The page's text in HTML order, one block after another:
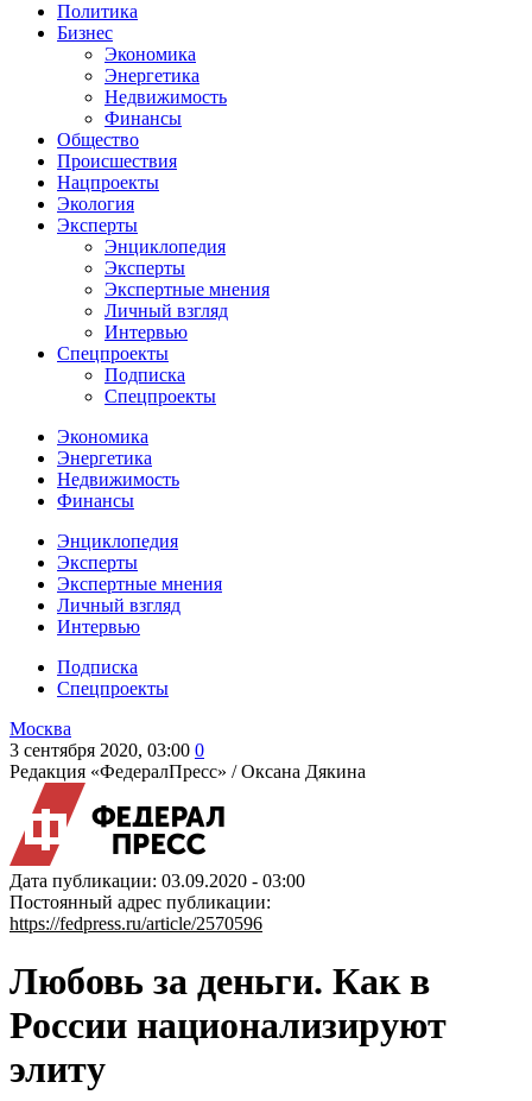
Политика
Бизнес
Экономика
Энергетика
Недвижимость
Финансы
Общество
Происшествия
Нацпроекты
Экология
Эксперты
Энциклопедия
Эксперты
Экспертные мнения
Личный взгляд
Интервью
Спецпроекты
Подписка
Спецпроекты
Экономика
Энергетика
Недвижимость
Финансы
Энциклопедия
Эксперты
Экспертные мнения
Личный взгляд
Интервью
Подписка
Спецпроекты
Москва
3 сентября 2020, 03:00 0
Редакция «ФедералПресс» /Оксана Дякина
Дата публикации: 03.09.2020 - 03:00
Постоянный адрес публикации:
https://fedpress.ru/article/2570596
Любовь за деньги. Как в
России национализируют
элиту